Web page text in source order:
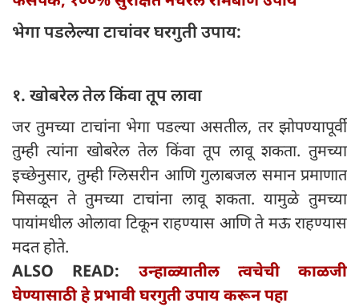
भेगा पडलेल्या टाचांवर घरगुती उपाय:
१. खोबरेल तेल किंवा तूप लावा
जर तुमच्या टाचांना भेगा पडल्या असतील, तर झोपण्यापूर्वी
तुम्ही त्यांना खोबरेल तेल किंवा तूप लावू शकता. तुमच्या
इच्छेनुसार, तुम्ही ग्लिसरीन आणि गुलाबजल समान प्रमाणात
मिसळून ते तुमच्या टाचांना लावू शकता. यामुळे तुमच्या
पायांमधील ओलावा टिकून राहण्यास आणि ते मऊ राहण्यास
मदत होते.
ALSO READ: उन्हाळ्यातील त्वचेची काळजी
घेण्यासाठी हे प्रभावी घरगुती उपाय करून पहा